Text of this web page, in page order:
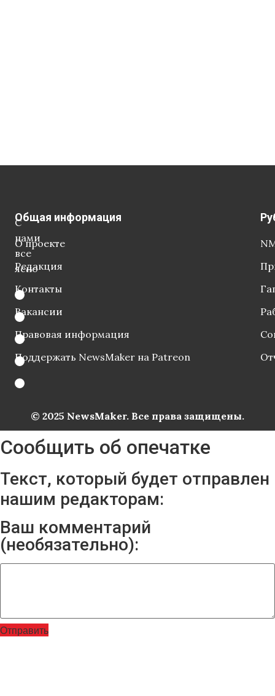
С
нами
все
ясно
Общая информация
О проекте
Редакция
Контакты
Вакансии
Правовая информация
Поддержать NewsMaker на Patreon
© 2025 NewsMaker. Все права защищены.
Сообщить об опечатке
Текст, который будет отправлен
нашим редакторам:
Ваш комментарий
(необязательно):
Отправить